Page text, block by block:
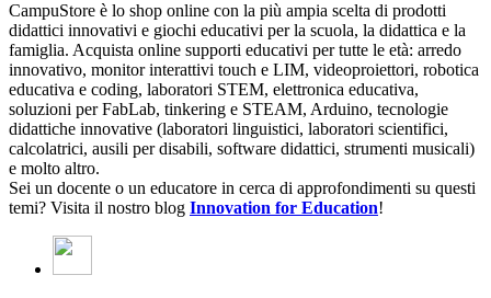
CampuStore è lo shop online con la più ampia scelta di prodotti
didattici innovativi e giochi educativi per la scuola, la didattica e la
famiglia. Acquista online supporti educativi per tutte le età: arredo
innovativo, monitor interattivi touch e LIM, videoproiettori, robotica
educativa e coding, laboratori STEM, elettronica educativa,
soluzioni per FabLab, tinkering e STEAM, Arduino, tecnologie
didattiche innovative (laboratori linguistici, laboratori scientifici,
calcolatrici, ausili per disabili, software didattici, strumenti musicali)
e molto altro.
Sei un docente o un educatore in cerca di approfondimenti su questi
temi? Visita il nostro blog Innovation for Education!